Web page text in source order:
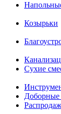
Козырьки
Сухие
Доборные